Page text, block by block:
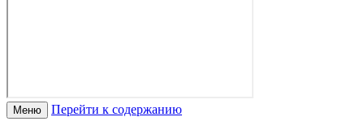
Меню Перейти к содержанию